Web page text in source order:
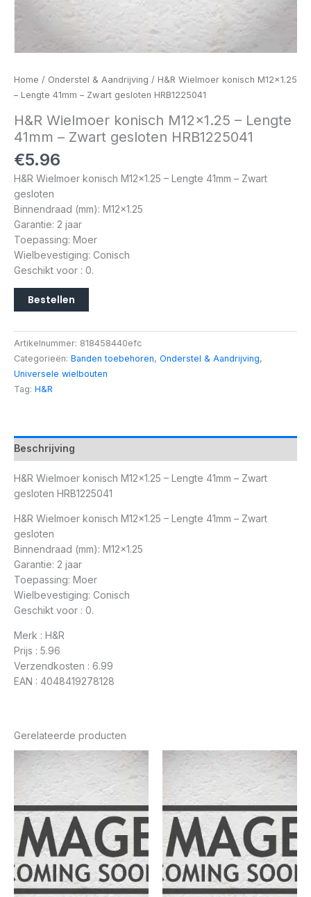
Home / Onderstel & Aandrijving / H&R Wielmoer konisch M12x1.25
– Lengte 41mm – Zwart gesloten HRB1225041
H&R Wielmoer konisch M12x1.25 – Lengte
41mm – Zwart gesloten HRB1225041
€5.96
H&R Wielmoer konisch M12x1.25 – Lengte 41mm – Zwart
gesloten
Binnendraad (mm): M12x1.25
Garantie: 2 jaar
Toepassing: Moer
Wielbevestiging: Conisch
Geschikt voor : 0.
Bestellen
Artikelnummer: 818458440efc
Categorieën: Banden toebehoren, Onderstel & Aandrijving,
Universele wielbouten
Tag: H&R
Beschrijving
H&R Wielmoer konisch M12x1.25 – Lengte 41mm – Zwart
gesloten HRB1225041
H&R Wielmoer konisch M12x1.25 – Lengte 41mm – Zwart
gesloten
Binnendraad (mm): M12x1.25
Garantie: 2 jaar
Toepassing: Moer
Wielbevestiging: Conisch
Geschikt voor : 0.
Merk : H&R
Prijs : 5.96
Verzendkosten : 6.99
EAN : 4048419278128
Gerelateerde producten